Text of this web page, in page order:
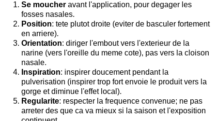
Se moucher avant l'application, pour degager les
fosses nasales.
Position: tete plutot droite (eviter de basculer fortement
en arriere).
Orientation: diriger l'embout vers l'exterieur de la
narine (vers l'oreille du meme cote), pas vers la cloison
nasale.
Inspiration: inspirer doucement pendant la
pulverisation (inspirer trop fort envoie le produit vers la
gorge et diminue l'effet local).
Regularite: respecter la frequence convenue; ne pas
arreter des que ca va mieux si la saison et l'exposition